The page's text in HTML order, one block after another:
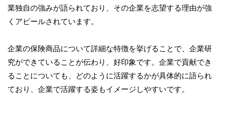
業独自の強みが語られており、その企業を志望する理由が強
くアピールされています。
企業の保険商品について詳細な特徴を挙げることで、企業研
究ができていることが伝わり、好印象です。企業で貢献でき
ることについても、どのように活躍するかが具体的に語られ
ており、企業で活躍する姿もイメージしやすいです。